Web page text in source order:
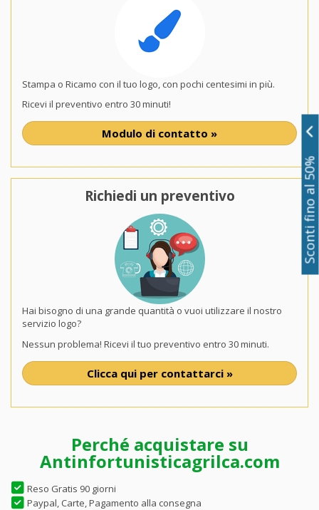
Stampa o Ricamo con il tuo logo, con pochi centesimi in più.
Ricevi il preventivo entro 30 minuti!
Modulo di contatto »
Richiedi un preventivo
Hai bisogno di una grande quantità o vuoi utilizzare il nostro
servizio logo?
Nessun problema! Ricevi il tuo preventivo entro 30 minuti.
Clicca qui per contattarci »
Perché acquistare su
Antinfortunisticagrilca.com
Reso Gratis 90 giorni
Paypal, Carte, Pagamento alla consegna
Sconti fino al 50%